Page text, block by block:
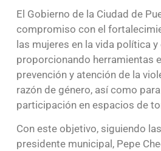
El Gobierno de la Ciudad de
compromiso con el
las mujeres en la vida política
proporcionando herramientas
prevención y atención de la
razón de género, así como
participación en espacios de
Con este objetivo, siguiendo
presidente municipal, Pepe